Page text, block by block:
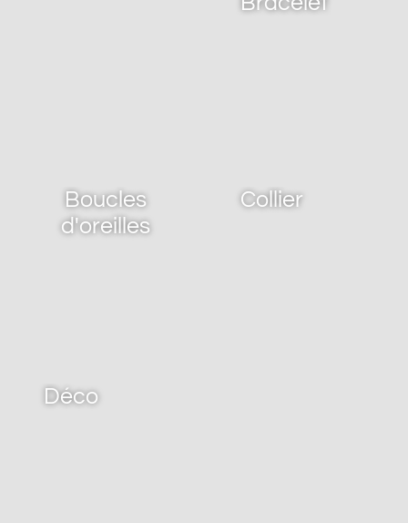
Boucles
d'oreilles
Collier
Déco